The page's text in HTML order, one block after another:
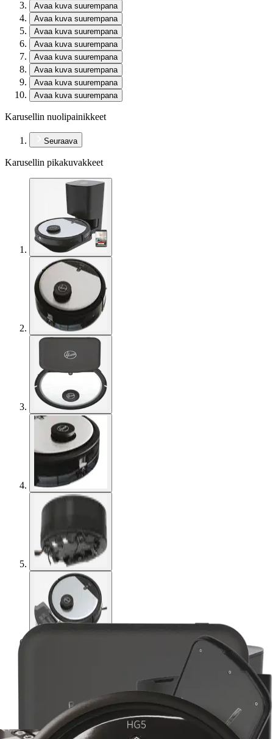
Avaa kuva suurempana
Avaa kuva suurempana
Avaa kuva suurempana
Avaa kuva suurempana
Avaa kuva suurempana
Avaa kuva suurempana
Avaa kuva suurempana
Avaa kuva suurempana
Karusellin nuolipainikkeet
Seuraava
Karusellin pikakuvakkeet